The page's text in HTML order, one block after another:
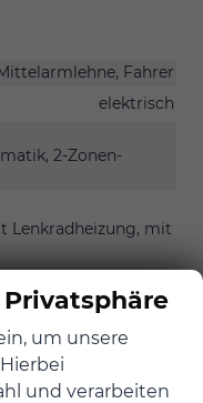
Fahrer
elektrisch
2-Zonen-
Lenkradheizung, mit
hinten
um unsere
und verarbeiten